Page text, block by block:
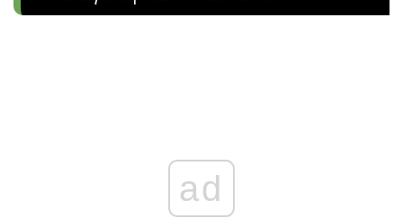
ad